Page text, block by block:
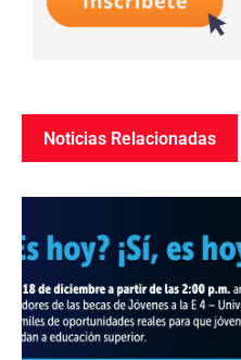
Noticias Relacionadas